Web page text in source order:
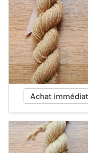
Achat immédiat